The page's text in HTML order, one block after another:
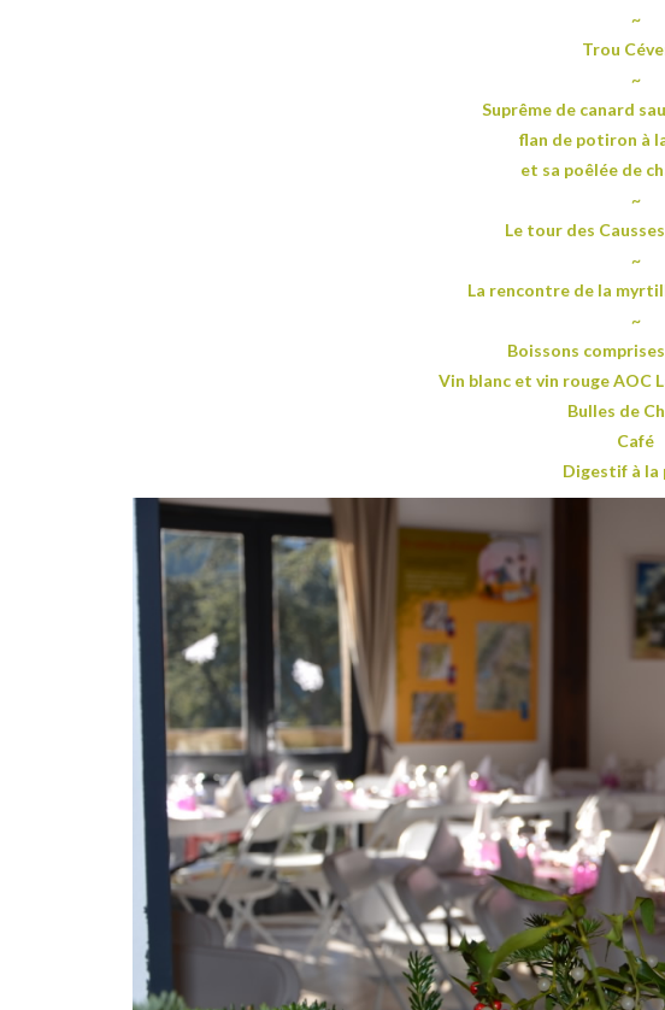
~
Trou
~
Suprême de canard
flan de potiron à
et sa poêlée de
~
Le tour des
~
La rencontre de la
~
Boissons
Vin blanc et vin rouge AOC
Bulles de
Café
Digestif à la